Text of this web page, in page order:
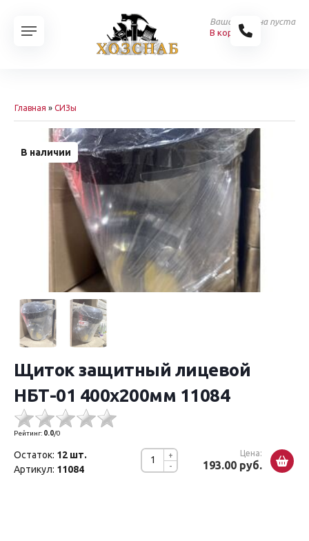
Ваша корзина пуста
В корзину
Главная » СИЗы
В наличии
Щиток защитный лицевой
НБТ-01 400х200мм 11084
Рейтинг: 0.0/0
-
+ Цена:
193.00 руб.
Остаток: 12 шт.
Артикул: 11084